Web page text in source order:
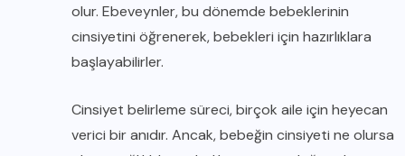
olur. Ebeveynler, bu dönemde bebeklerinin
cinsiyetini öğrenerek, bebekleri için hazırlıklara
başlayabilirler.
Cinsiyet belirleme süreci, birçok aile için heyecan
verici bir anıdır. Ancak, bebeğin cinsiyeti ne olursa